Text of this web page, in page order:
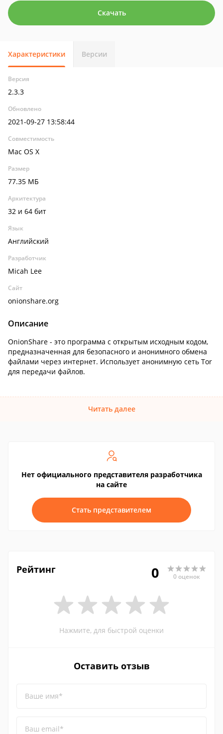
Скачать
Характеристики Версии
Версия
2.3.3
Обновлено
2021-09-27 13:58:44
Совместимость
Mac OS X
Размер
77.35 МБ
Архитектура
32 и 64 бит
Язык
Английский
Разработчик
Micah Lee
Сайт
onionshare.org
Описание
OnionShare - это программа с открытым исходным кодом,
предназначенная для безопасного и анонимного обмена
файлами через интернет. Использует анонимную сеть Tor
для передачи файлов.
Читать далее
Нет официального представителя разработчика
на сайте
Стать представителем
Рейтинг 0 0 оценок
Нажмите, для быстрой оценки
Оставить отзыв
Ваше имя*
Ваш email*